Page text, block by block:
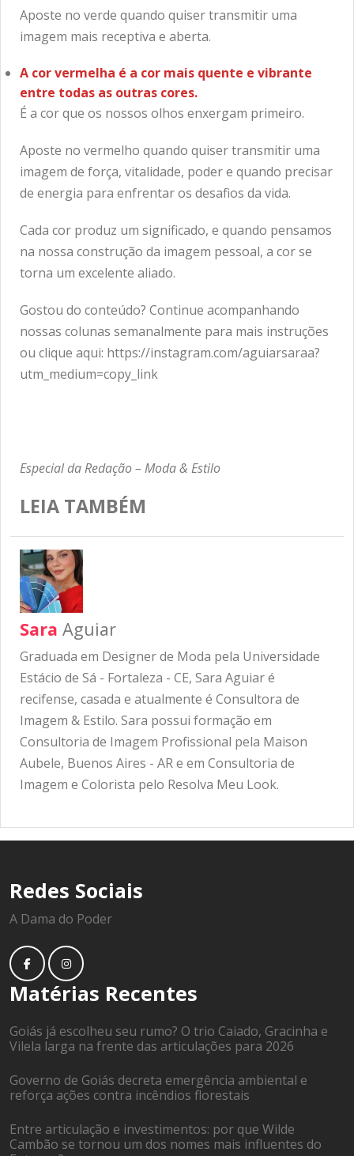
Aposte no verde quando quiser transmitir uma
imagem mais receptiva e aberta.
A cor vermelha é a cor mais quente e vibrante
entre todas as outras cores.
É a cor que os nossos olhos enxergam primeiro.
Aposte no vermelho quando quiser transmitir uma
imagem de força, vitalidade, poder e quando precisar
de energia para enfrentar os desafios da vida.
Cada cor produz um significado, e quando pensamos
na nossa construção da imagem pessoal, a cor se
torna um excelente aliado.
Gostou do conteúdo? Continue acompanhando
nossas colunas semanalmente para mais instruções
ou clique aqui: https://instagram.com/aguiarsaraa?
utm_medium=copy_link
Especial da Redação – Moda & Estilo
LEIA TAMBÉM
Sara Aguiar
Graduada em Designer de Moda pela Universidade
Estácio de Sá - Fortaleza - CE, Sara Aguiar é
recifense, casada e atualmente é Consultora de
Imagem & Estilo. Sara possui formação em
Consultoria de Imagem Profissional pela Maison
Aubele, Buenos Aires - AR e em Consultoria de
Imagem e Colorista pelo Resolva Meu Look.
Redes Sociais
A Dama do Poder
Matérias Recentes
Goiás já escolheu seu rumo? O trio Caiado, Gracinha e
Vilela larga na frente das articulações para 2026
Governo de Goiás decreta emergência ambiental e
reforça ações contra incêndios florestais
Entre articulação e investimentos: por que Wilde
Cambão se tornou um dos nomes mais influentes do